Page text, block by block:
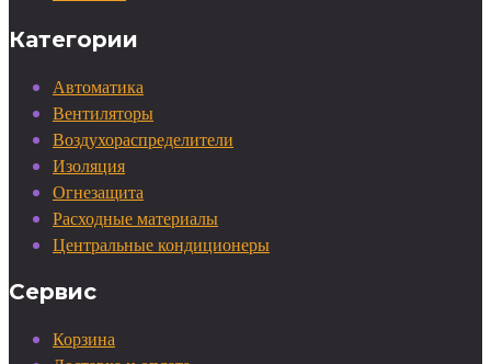
Категории
Автоматика
Вентиляторы
Воздухораспределители
Изоляция
Огнезащита
Расходные материалы
Центральные кондиционеры
Сервис
Корзина